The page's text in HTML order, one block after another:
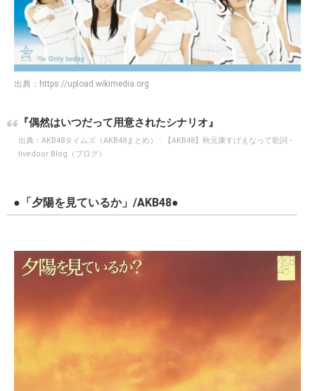
出典： https://upload.wikimedia.org
『偶然はいつだって用意されたシナリオ』
出典： AKB48タイムズ（AKB48まとめ） : 【AKB48】秋元康すげえなって歌詞 -
livedoor Blog（ブログ）
●「夕陽を見ているか」/AKB48●